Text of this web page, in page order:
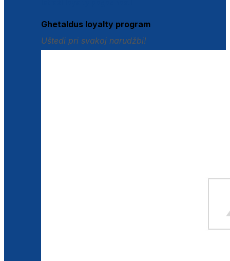
Ghetaldus loyalty program
Uštedi pri svakoj narudžbi!